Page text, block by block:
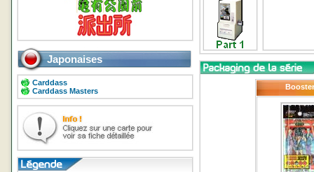
Japonaises
Carddass
Carddass Masters
Booster